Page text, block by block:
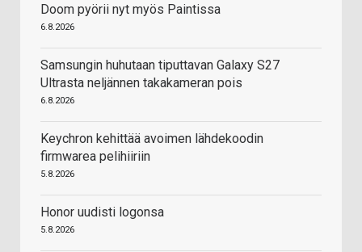
Doom pyörii nyt myös Paintissa
6.8.2026
Samsungin huhutaan tiputtavan Galaxy S27
Ultrasta neljännen takakameran pois
6.8.2026
Keychron kehittää avoimen lähdekoodin
firmwarea pelihiiriin
5.8.2026
Honor uudisti logonsa
5.8.2026